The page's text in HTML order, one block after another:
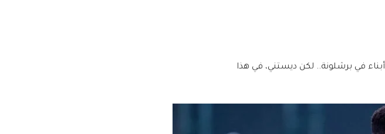
وقال والده باسكال في تصريحات لـ”ذا صن”: “أحمد الله أن لدي 3 أبناء في برشلونة.. لكن ديستني، في هذا